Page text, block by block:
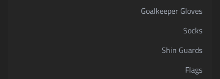
Goalkeeper Gloves
Socks
Shin Guards
Flags